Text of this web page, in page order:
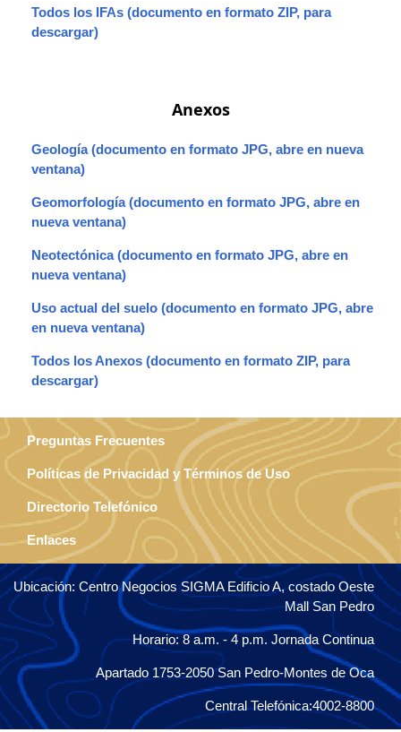
Todos los IFAs
Anexos
Geología
Geomorfología
Neotectónica
Uso actual del suelo
Todos los Anexos
Preguntas Frecuentes
Políticas de Privacidad y Términos de Uso
Directorio Telefónico
Enlaces
Ubicación: Centro Negocios SIGMA Edificio A, costado Oeste
Mall San Pedro
Horario: 8 a.m. - 4 p.m. Jornada Continua
Apartado 1753-2050 San Pedro-Montes de Oca
Central Telefónica:4002-8800